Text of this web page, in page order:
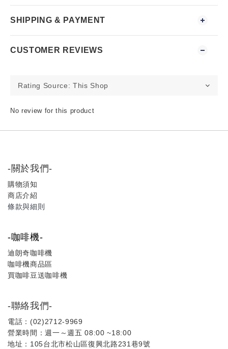
SHIPPING & PAYMENT
CUSTOMER REVIEWS
No review for this product
-關於我們-
購物須知
商店介紹
條款與細則
-咖啡機-
迪朗奇咖啡機
咖啡機商品區
買咖啡豆送咖啡機
-聯絡我們-
電話：(02)2712-9969
營業時間：週一～週五 08:00 ~18:00
地址：105台北市松山區復興北路231巷9號